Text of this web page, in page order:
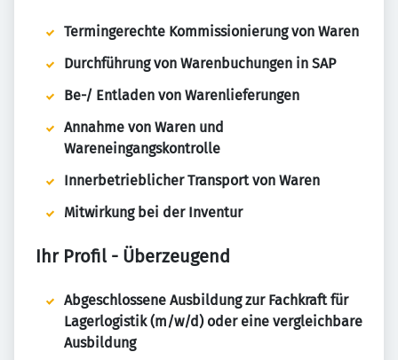
Termingerechte Kommissionierung von Waren
Durchführung von Warenbuchungen in SAP
Be-/ Entladen von Warenlieferungen
Annahme von Waren und
Wareneingangskontrolle
Innerbetrieblicher Transport von Waren
Mitwirkung bei der Inventur
Ihr Profil - Überzeugend
Abgeschlossene Ausbildung zur Fachkraft für
Lagerlogistik (m/w/d) oder eine vergleichbare
Ausbildung